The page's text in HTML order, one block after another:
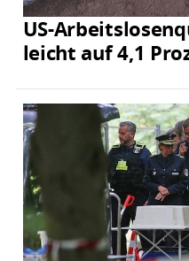
US-
leicht auf 4,1